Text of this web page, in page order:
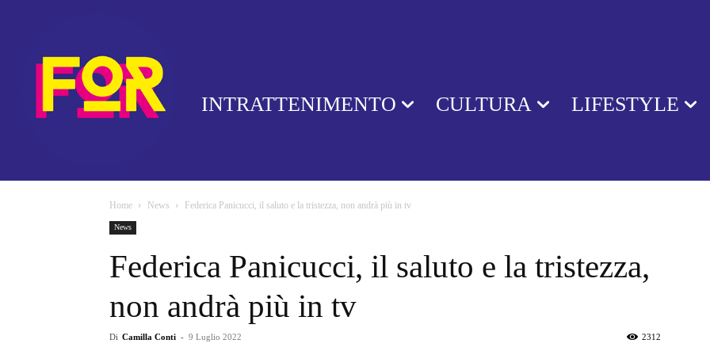
INTRATTENIMENTO CULTURA LIFESTYLE
Home News Federica Panicucci, il saluto e la tristezza, non andrà più in tv
News
Federica Panicucci, il saluto e la tristezza,
non andrà più in tv
Di Camilla Conti - 9 Luglio 2022 2312